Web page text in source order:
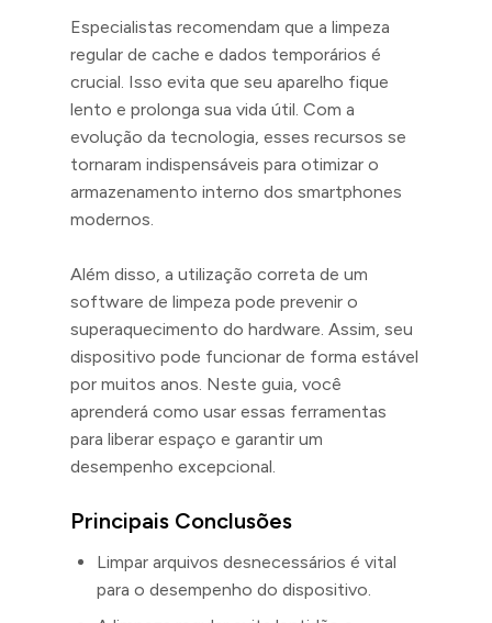
Especialistas recomendam que a limpeza
regular de cache e dados temporários é
crucial. Isso evita que seu aparelho fique
lento e prolonga sua vida útil. Com a
evolução da tecnologia, esses recursos se
tornaram indispensáveis para otimizar o
armazenamento interno dos smartphones
modernos.
Além disso, a utilização correta de um
software de limpeza pode prevenir o
superaquecimento do hardware. Assim, seu
dispositivo pode funcionar de forma estável
por muitos anos. Neste guia, você
aprenderá como usar essas ferramentas
para liberar espaço e garantir um
desempenho excepcional.
Principais Conclusões
Limpar arquivos desnecessários é vital
para o desempenho do dispositivo.